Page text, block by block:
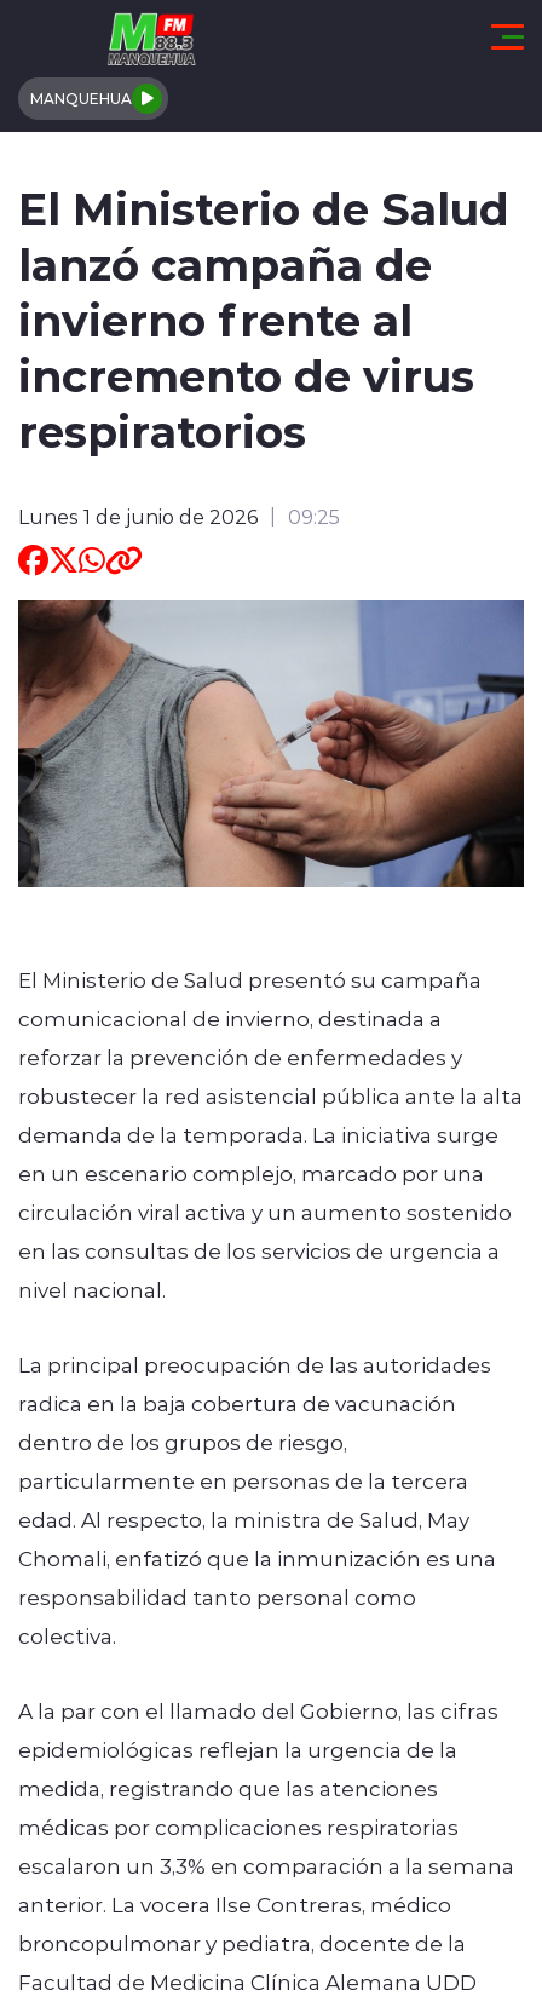
Click acá para ir directamente al contenido
MANQUEHUA
REGIONALES
TENDENCIAS
INTERNACIONAL
modo claro
El Ministerio de Salud
lanzó campaña de
invierno frente al
incremento de virus
respiratorios
Lunes 1 de junio de 2026 09:25
El Ministerio de Salud presentó su campaña
comunicacional de invierno, destinada a
reforzar la prevención de enfermedades y
robustecer la red asistencial pública ante la alta
demanda de la temporada. La iniciativa surge
en un escenario complejo, marcado por una
circulación viral activa y un aumento sostenido
en las consultas de los servicios de urgencia a
nivel nacional.
La principal preocupación de las autoridades
radica en la baja cobertura de vacunación
dentro de los grupos de riesgo,
particularmente en personas de la tercera
edad. Al respecto, la ministra de Salud, May
Chomali, enfatizó que la inmunización es una
responsabilidad tanto personal como
colectiva.
A la par con el llamado del Gobierno, las cifras
epidemiológicas reflejan la urgencia de la
medida, registrando que las atenciones
médicas por complicaciones respiratorias
escalaron un 3,3% en comparación a la semana
anterior. La vocera Ilse Contreras, médico
broncopulmonar y pediatra, docente de la
Facultad de Medicina Clínica Alemana UDD